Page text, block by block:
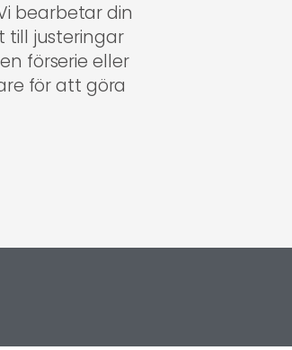
bearbetar din
till justeringar
förserie eller
för att göra